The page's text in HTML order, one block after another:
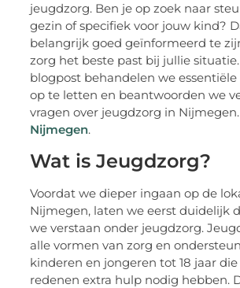
jeugdzorg. Ben je op zoek naar
gezin of specifiek voor jouw kind?
belangrijk goed geïnformeerd te
zorg het beste past bij jullie
blogpost behandelen we
op te letten en beantwoorden we
vragen over jeugdzorg in
Nijmegen.
Wat is Jeugdzorg?
Voordat we dieper ingaan op de
Nijmegen, laten we eerst duidelijk
we verstaan onder jeugdzorg.
alle vormen van zorg en
kinderen en jongeren tot 18 jaar
redenen extra hulp nodig hebben.